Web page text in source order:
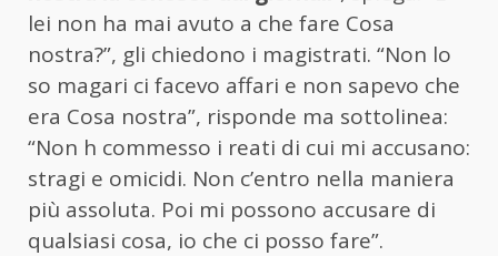
lei non ha mai avuto a che fare Cosa
nostra?”, gli chiedono i magistrati. “Non lo
so magari ci facevo affari e non sapevo che
era Cosa nostra”, risponde ma sottolinea:
“Non h commesso i reati di cui mi accusano:
stragi e omicidi. Non c’entro nella maniera
più assoluta. Poi mi possono accusare di
qualsiasi cosa, io che ci posso fare”.